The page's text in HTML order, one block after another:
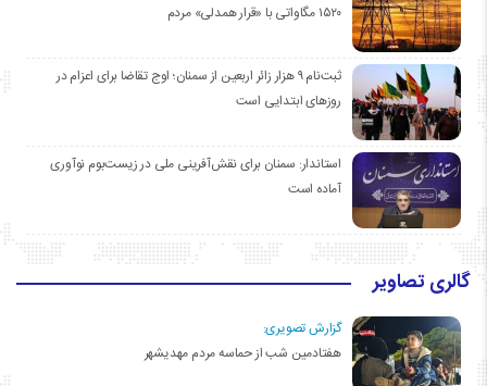
۱۵۲۰ مگاواتی با «قرار همدلی» مردم
ثبت‌نام ۹ هزار زائر اربعین از سمنان؛ اوج تقاضا برای اعزام در
روزهای ابتدایی است
استاندار: سمنان برای نقش‌آفرینی ملی در زیست‌بوم نوآوری
آماده است
گالری تصاویر
گزارش تصویری:
هفتادمین شب از حماسه مردم مهدیشهر